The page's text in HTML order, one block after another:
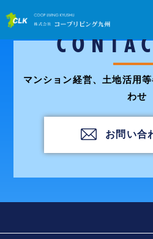
マンション経営、土地活用
わせ
お問い合